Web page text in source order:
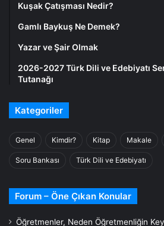
Kuşak Çatışması Nedir?
Gamlı Baykuş Ne Demek?
Yazar ve Şair Olmak
2026-2027 Türk Dili ve Edebiyatı
Tutanağı
Kategoriler
Genel Kimdir? Kitap Makale
Soru Bankası Türk Dili ve Edebiyatı
Forum – Öne Çıkan Konular
Öğretmenler, Neden Öğretmenliğin